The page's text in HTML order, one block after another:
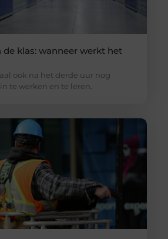
de klas: wanneer werkt het
ook na het derde uur nog
te werken en te leren.